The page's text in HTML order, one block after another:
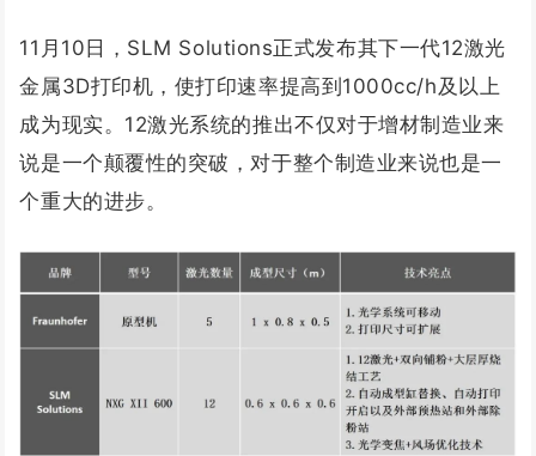
11月10日，SLM Solutions正式发布其下一代12激光
金属3D打印机，使打印速率提高到1000cc/h及以上
成为现实。12激光系统的推出不仅对于增材制造业来
说是一个颠覆性的突破，对于整个制造业来说也是一
个重大的进步。